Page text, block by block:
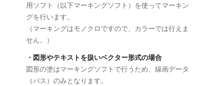
用ソフト（以下マーキングソフト）を使ってマーキン
グを行います。
（マーキングはモノクロですので、カラーでは行えま
せん。）
・図形やテキストを扱いベクター形式の場合
図形の塗はマーキングソフトで行うため、線画データ
（パス）のみとなります。